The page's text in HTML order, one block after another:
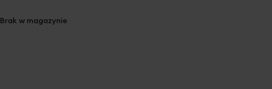
Brak w magazynie